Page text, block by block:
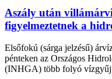
Aszály után
figyelmeztetnek a
Elsőfokú (sárga jelzésű)
pénteken az Országos
(INHGA) több folyó